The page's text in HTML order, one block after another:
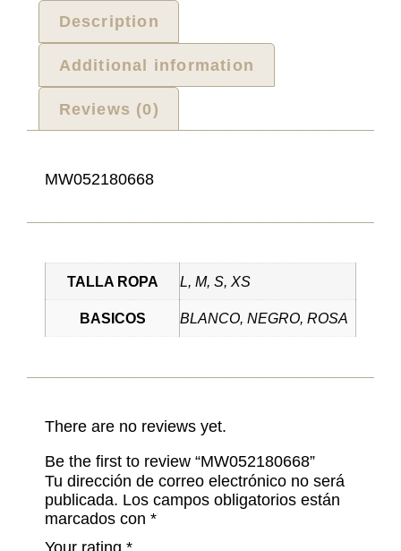
Description
Additional information
Reviews (0)
MW052180668
TALLA ROPA L, M, S, XS
BASICOS BLANCO, NEGRO, ROSA
There are no reviews yet.
Be the first to review “MW052180668”
Tu dirección de correo electrónico no será
publicada. Los campos obligatorios están
marcados con *